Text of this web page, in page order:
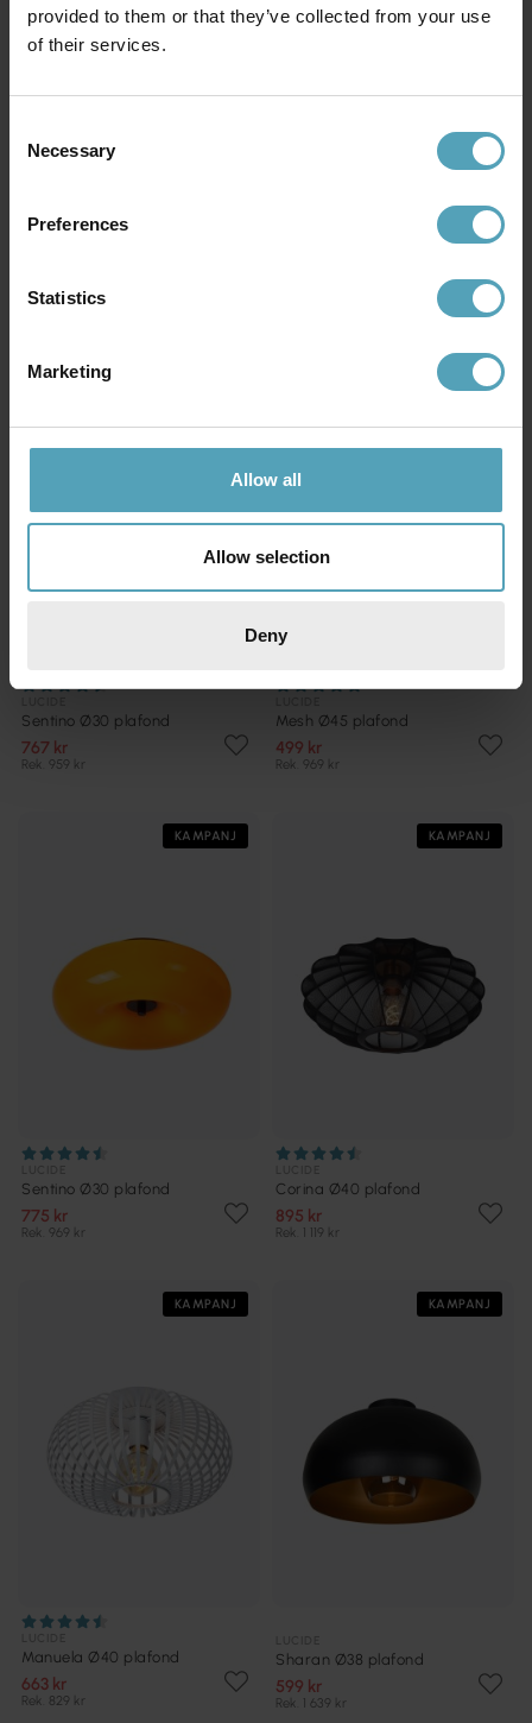
provided to them or that they’ve collected from your use
of their services.
Selection
Necessary
Preferences
Statistics
Marketing
Allow all
Allow selection
Deny
Roma Ø75 plafond
Sentino Ø30 plafond
767 kr
Rek. 959 kr
KAMPANJ
Mesh Ø45 plafond
499 kr
Rek. 969 kr
KAMPANJ
Sentino Ø30 plafond
775 kr
Rek. 969 kr
KAMPANJ
Corina Ø40 plafond
895 kr
Rek. 1 119 kr
KAMPANJ
Manuela Ø40 plafond
663 kr
Rek. 829 kr
KAMPANJ
Sharan Ø38 plafond
599 kr
Rek. 1 639 kr